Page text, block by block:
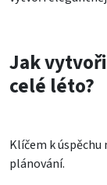
Jak
celé léto?
Klíčem k
plánování.